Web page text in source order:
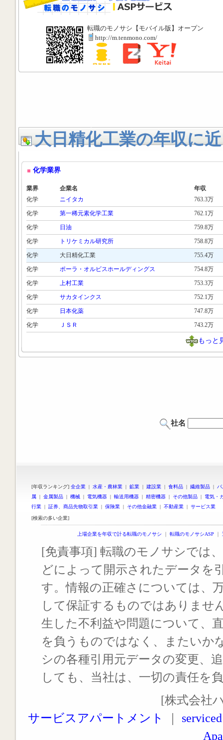
転職のモノサシ【モバイル版】オープン
http://m.tenmono.com/
大日精化工業の年収に
化学業界
業界 企業名
年収
化学
ニイタカ
763.3万
化学
第一稀元素化学工業
762.1万
化学
日油
759.8万
化学
トリケミカル研究所
758.8万
化学
大日精化工業
755.4万
化学
ポーラ・オルビスホールディングス
754.8万
化学
上村工業
753.3万
化学
サカタインクス
752.1万
化学
日本化薬
747.8万
化学
ＪＳＲ 743.2万
もっと
社名
[年収ランキング] 全企業 | 水産・農林業 | 鉱業 | 建設業 | 食料品 | 繊維製品 |
属 | 金属製品 | 機械 | 電気機器 | 輸送用機器 | 精密機器 | その他製品 | 電気・
行業 | 証券、商品先物取引業 | 保険業 | その他金融業 | 不動産業 | サービス業
[検索の多い企業]
上場企業を年収で計る転職のモノサシ ｜ 転職のモノサシASP ｜
[免責事項] 転職のモノサシでは
どによって開示されたデータを
す。情報の正確さについては、
して保証するものではありませ
生した不利益や問題について、
を負うものではなく、またいか
シの各種引用元データの変更、
しても、当社は、一切の責任を
[株式会社
サービスアパートメント